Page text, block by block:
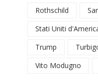
Rothschild
Stati Uniti
Trump
Vito Modugno